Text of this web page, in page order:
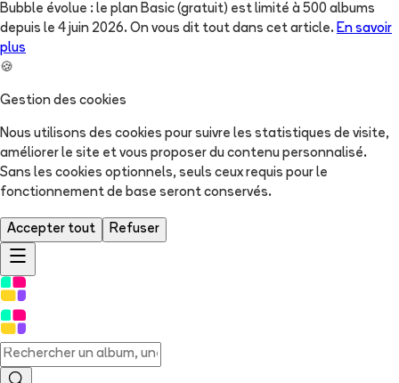
Bubble évolue : le plan Basic (gratuit) est limité à 500 albums
depuis le 4 juin 2026. On vous dit tout dans cet article. En savoir
plus
🍪
Gestion des cookies
Nous utilisons des cookies pour suivre les statistiques de visite,
améliorer le site et vous proposer du contenu personnalisé.
Sans les cookies optionnels, seuls ceux requis pour le
fonctionnement de base seront conservés.
Accepter tout Refuser